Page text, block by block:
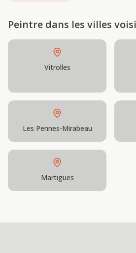
Peintre dans les villes
Vitrolles
Les Pennes-Mirabeau
Martigues